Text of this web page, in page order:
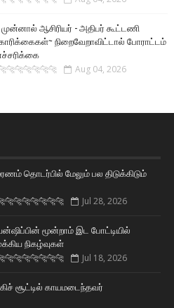
ஆசிரியர் - அதிபர் கூட்டணி
நிறைவேறாவிட்டால் போராட்டம்
Aug 04, 2026
தொடர்பில் மேலும் பல திடுக்கிடும்
Jul 28, 2026
மூன்றாம் இட போட்டியில்
நிகழ்வுகள்
Jul 18, 2026
சூட்டில் காயமடைந்தவர்